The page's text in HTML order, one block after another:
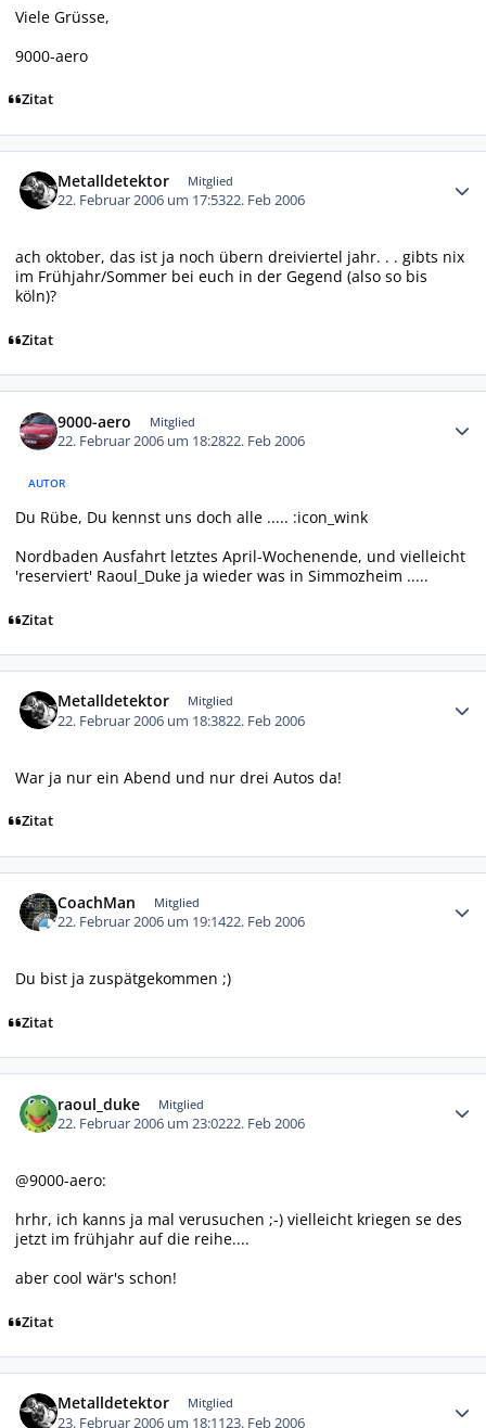
Viele Grüsse,
9000-aero
Zitat
Metalldetektor Mitglied
22. Februar 2006 um 17:5322. Feb 2006
ach oktober, das ist ja noch übern dreiviertel jahr. . . gibts nix
im Frühjahr/Sommer bei euch in der Gegend (also so bis
köln)?
Zitat
9000-aero Mitglied
22. Februar 2006 um 18:2822. Feb 2006
AUTOR
Du Rübe, Du kennst uns doch alle ..... :icon_wink
Nordbaden Ausfahrt letztes April-Wochenende, und vielleicht
'reserviert' Raoul_Duke ja wieder was in Simmozheim .....
Zitat
Metalldetektor Mitglied
22. Februar 2006 um 18:3822. Feb 2006
War ja nur ein Abend und nur drei Autos da!
Zitat
CoachMan Mitglied
22. Februar 2006 um 19:1422. Feb 2006
Du bist ja zuspätgekommen ;)
Zitat
raoul_duke Mitglied
22. Februar 2006 um 23:0222. Feb 2006
@9000-aero:
hrhr, ich kanns ja mal verusuchen ;-) vielleicht kriegen se des
jetzt im frühjahr auf die reihe....
aber cool wär's schon!
Zitat
Metalldetektor Mitglied
23. Februar 2006 um 18:1123. Feb 2006